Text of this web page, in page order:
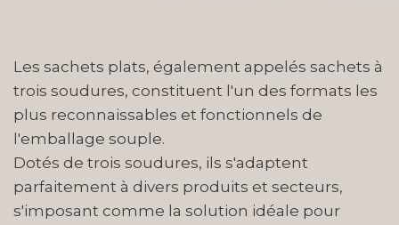
Les sachets plats, également appelés sachets à
trois soudures, constituent l'un des formats les
plus reconnaissables et fonctionnels de
l'emballage souple.
Dotés de trois soudures, ils s'adaptent
parfaitement à divers produits et secteurs,
s'imposant comme la solution idéale pour